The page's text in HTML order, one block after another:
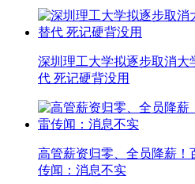
深圳理工大学拟逐步取消
代 死记硬背没用
高管薪资归零、全员降薪
传闻：消息不实